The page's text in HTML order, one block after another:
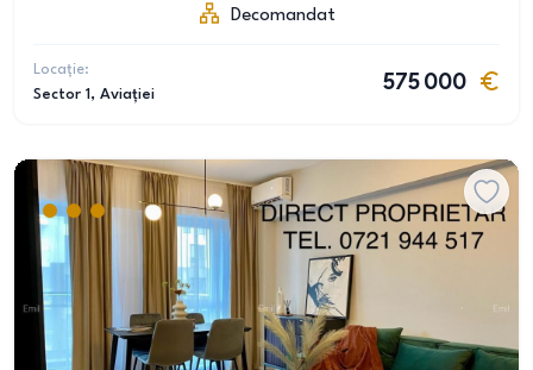
Decomandat
Locație:
Sector 1 , Aviației
575 000